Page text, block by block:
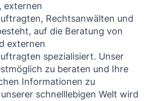
externen
Rechtsanwälten und
auf die Beratung von
externen
spezialisiert. Unser
zu beraten und Ihre
Informationen zu
schnelllebigen Welt wird